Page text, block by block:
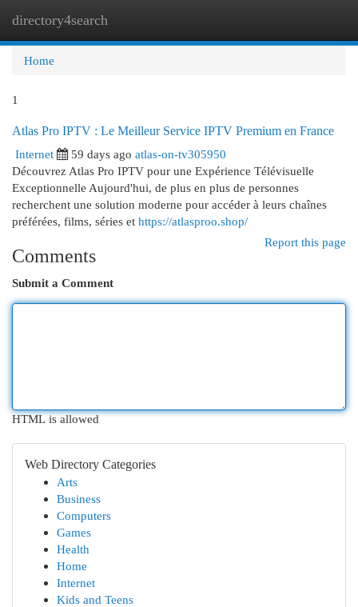
directory4search
Home
1
Atlas Pro IPTV : Le Meilleur Service IPTV Premium en France
Internet
59 days ago atlas-on-tv305950
Découvrez Atlas Pro IPTV pour une Expérience Télévisuelle
Exceptionnelle Aujourd'hui, de plus en plus de personnes
recherchent une solution moderne pour accéder à leurs chaînes
préférées, films, séries et https://atlasproo.shop/
Report this page
Comments
Submit a Comment
HTML is allowed
Web Directory Categories
Arts
Business
Computers
Games
Health
Home
Internet
Kids and Teens